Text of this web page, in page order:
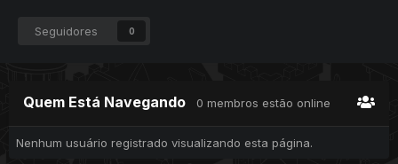
Seguidores 0
Quem Está Navegando 0 membros estão online
Nenhum usuário registrado visualizando esta página.